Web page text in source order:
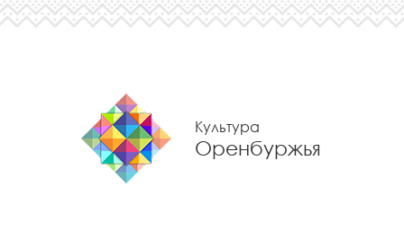
Культура
Оренбуржья